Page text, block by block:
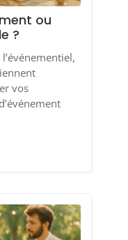
ou
?
vos